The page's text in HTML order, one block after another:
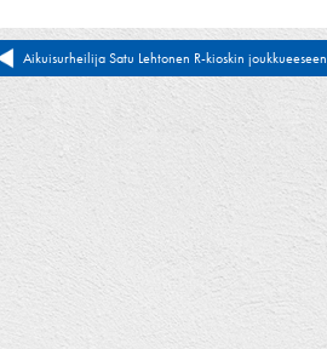
selaus
Aikuisurheilija Satu Lehtonen R-kioskin joukkueeseen